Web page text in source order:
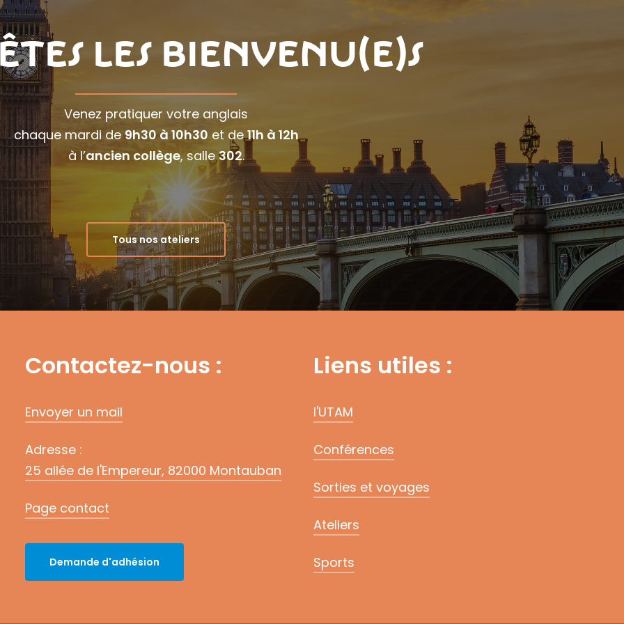
les bienvenu(e)s
Venez pratiquer votre anglais
chaque mardi de 9h30 à 10h30 et de11h à 12h
à l’ancien collège, salle302.
Tous nos ateliers
Contactez-nous :
Envoyer un mail
Adresse :
25 allée de l'Empereur, 82000 Montauban
Page contact
Demande d'adhésion
Liens utiles :
l'UTAM
Conférences
Sorties et voyages
Ateliers
Sports